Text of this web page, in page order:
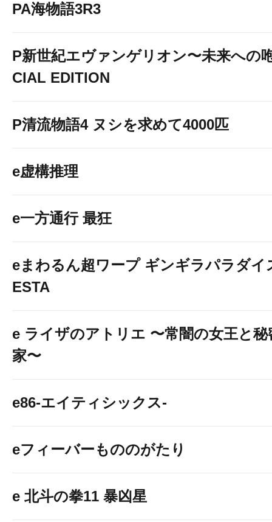
PA海物語3R3
P新世紀エヴァンゲリオン〜未来への
CIAL EDITION
P清流物語4 ヌシを求めて4000匹
e虚構推理
e一方通行 最狂
eまわるん超ワープ ギンギラパラダイ
ESTA
e ライザのアトリエ 〜常闇の女王と秘
家〜
e86-エイティシックス-
eフィーバーもののがたり
e 北斗の拳11 暴凶星